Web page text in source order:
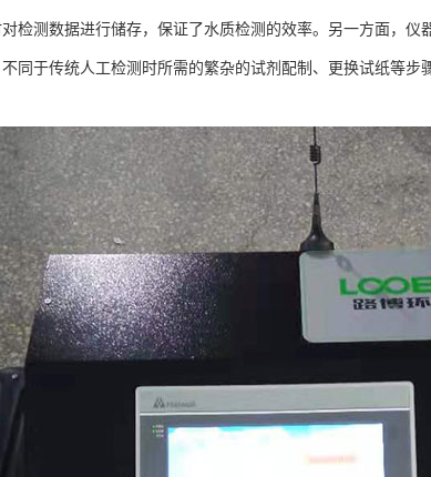
检测数据进行储存，保证了水质检测的效率。另一方面，
同于传统人工检测时所需的繁杂的试剂配制、更换试纸等步